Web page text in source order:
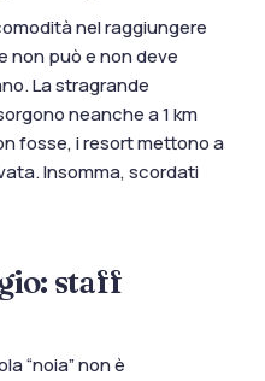
nel raggiungere
non può e non deve
La stragrande
neanche a 1 km
fosse, i resort mettono a
Insomma, scordati
staff
“noia” non è